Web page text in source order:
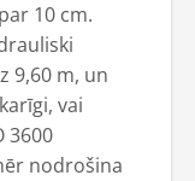
10 cm.
9,60 m, un
vai
3600
nodrošina